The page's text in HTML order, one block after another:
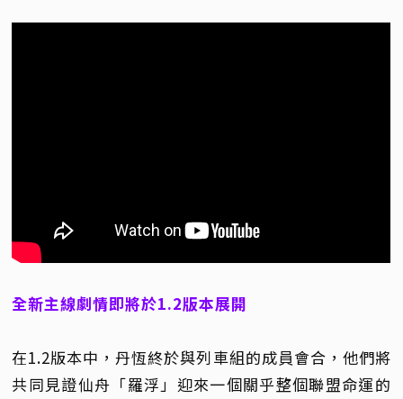
全新主線劇情即將於1.2版本展開
在1.2版本中，丹恆終於與列車組的成員會合，他們將
共同見證仙舟「羅浮」迎來一個關乎整個聯盟命運的